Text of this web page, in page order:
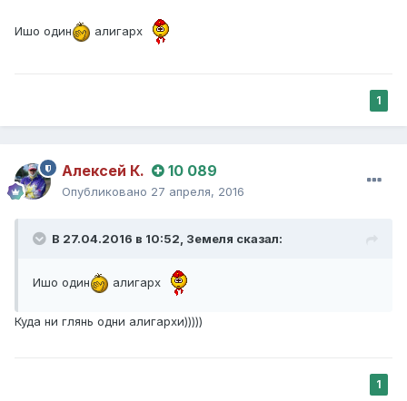
Ишо один алигарх
1
Алексей К. 10 089
Опубликовано 27 апреля, 2016
В 27.04.2016 в 10:52, Земеля сказал:
Ишо один алигарх
Куда ни глянь одни алигархи)))))
1